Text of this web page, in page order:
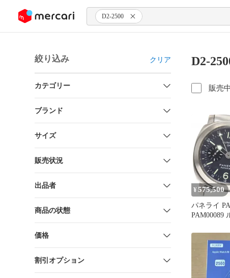
ツにスキップ D2-2500
絞り込み クリア
カテゴリー
ブランド
サイズ
販売状況
出品者
商品の状態
価格
割引オプション
D2-
販売
¥ 575,500
パネライ
PAM00089
コンド 自
箱・保証書